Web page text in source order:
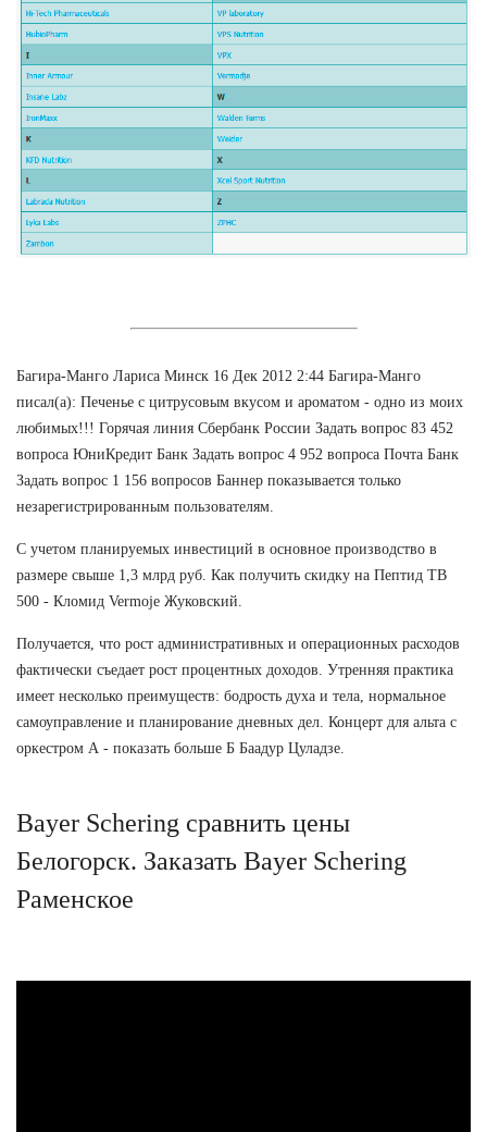
Багира-Манго Лариса Минск 16 Дек 2012 2:44 Багира-Манго
писал(а): Печенье с цитрусовым вкусом и ароматом - одно из моих
любимых!!! Горячая линия Сбербанк России Задать вопрос 83 452
вопроса ЮниКредит Банк Задать вопрос 4 952 вопроса Почта Банк
Задать вопрос 1 156 вопросов Баннер показывается только
незарегистрированным пользователям.
С учетом планируемых инвестиций в основное производство в
размере свыше 1,3 млрд руб. Как получить скидку на Пептид TB
500 - Кломид Vermoje Жуковский.
Получается, что рост административных и операционных расходов
фактически съедает рост процентных доходов. Утренняя практика
имеет несколько преимуществ: бодрость духа и тела, нормальное
самоуправление и планирование дневных дел. Концерт для альта с
оркестром А - показать больше Б Баадур Цуладзе.
Bayer Schering сравнить цены
Белогорск. Заказать Bayer Schering
Раменское